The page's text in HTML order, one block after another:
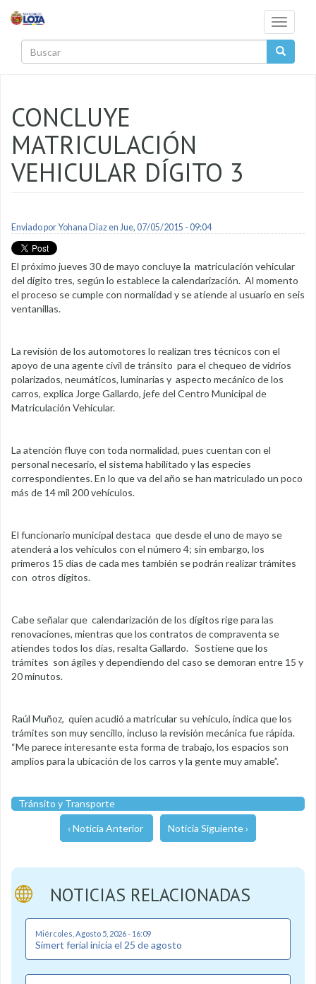
Toggle
CONCLUYE
MATRICULACIÓN
VEHICULAR DÍGITO 3
Enviado porYohana Diazen Jue, 07/05/2015 - 09:04
El próximo jueves 30 de mayo concluye la matriculación vehicular
del dígito tres, según lo establece la calendarización. Al momento
el proceso se cumple con normalidad y se atiende al usuario en seis
ventanillas.
La revisión de los automotores lo realizan tres técnicos con el
apoyo de una agente civil de tránsito para el chequeo de vidrios
polarizados, neumáticos, luminarias y aspecto mecánico de los
carros, explica Jorge Gallardo, jefe del Centro Municipal de
Matriculación Vehicular.
La atención fluye con toda normalidad, pues cuentan con el
personal necesario, el sistema habilitado y las especies
correspondientes. En lo que va del año se han matriculado un poco
más de 14 mil 200 vehículos.
El funcionario municipal destaca que desde el uno de mayo se
atenderá a los vehículos con el número 4; sin embargo, los
primeros 15 días de cada mes también se podrán realizar trámites
con otros dígitos.
Cabe señalar que calendarización de los dígitos rige para las
renovaciones, mientras que los contratos de compraventa se
atiendes todos los días, resalta Gallardo. Sostiene que los
trámites son ágiles y dependiendo del caso se demoran entre 15 y
20 minutos.
Raúl Muñoz, quien acudió a matricular su vehículo, indica que los
trámites son muy sencillo, incluso la revisión mecánica fue rápida.
“Me parece interesante esta forma de trabajo, los espacios son
amplios para la ubicación de los carros y la gente muy amable”.
Tránsito y Transporte
‹ Noticia Anterior Noticia Siguiente ›
NOTICIAS RELACIONADAS
Miércoles, Agosto 5, 2026 - 16:09
Simert ferial inicia el 25 de agosto